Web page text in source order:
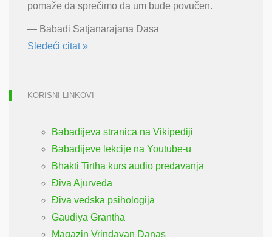
pomaže da sprečimo da um bude povučen.
— Babađi Satjanarajana Dasa
Sledeći citat »
KORISNI LINKOVI
Babađijeva stranica na Vikipediji
Babađijeve lekcije na Youtube-u
Bhakti Tirtha kurs audio predavanja
Điva Ajurveda
Điva vedska psihologija
Gaudiya Grantha
Magazin Vrindavan Danas